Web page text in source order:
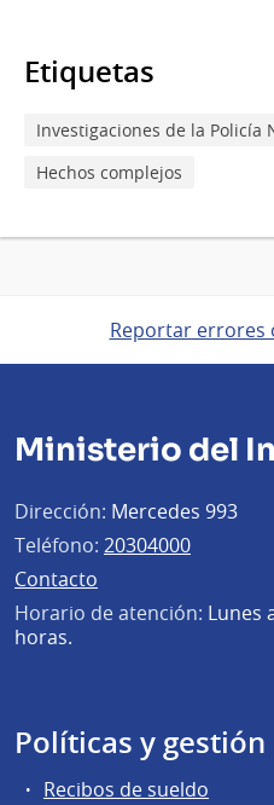
Etiquetas
Investigaciones de la Policía
Hechos complejos
Reportar errores
Ministerio del
Dirección: Mercedes 993
Teléfono: 20304000
Contacto
Horario de atención: Lunes
horas.
Políticas y gestión
Recibos de sueldo